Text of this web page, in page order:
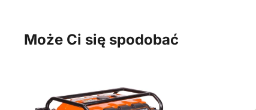
Może Ci się spodobać